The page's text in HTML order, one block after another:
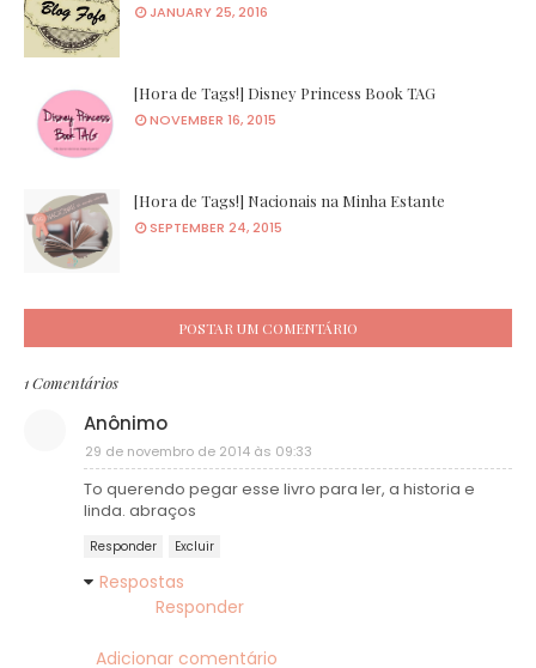
JANUARY 25, 2016
[Hora de Tags!] Disney Princess Book TAG
NOVEMBER 16, 2015
[Hora de Tags!] Nacionais na Minha Estante
SEPTEMBER 24, 2015
POSTAR UM COMENTÁRIO
1 Comentários
Anônimo
29 de novembro de 2014 às 09:33
To querendo pegar esse livro para ler, a historia e
linda. abraços
Responder Excluir
Respostas
Responder
Adicionar comentário